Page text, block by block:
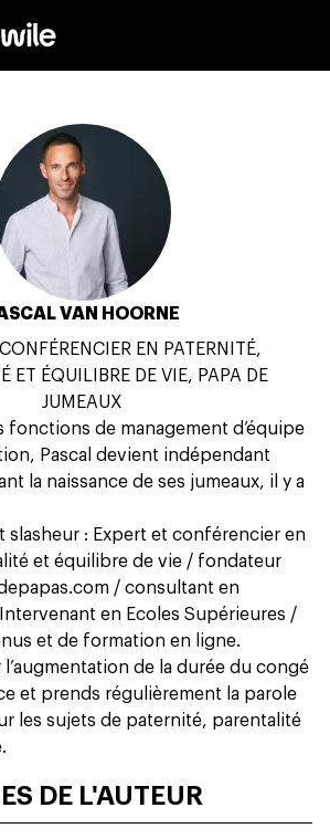
VAN HOORNE
EN PATERNITÉ,
ET ÉQUILIBRE DE VIE, PAPA DE
JUMEAUX
fonctions de management d’équipe
Pascal devient indépendant
la naissance de ses jumeaux, il y a
slasheur : Expert et conférencier en
et équilibre de vie / fondateur
/ consultant en
en Ecoles Supérieures /
et de formation en ligne.
l’augmentation de la durée du congé
et prends régulièrement la parole
les sujets de paternité, parentalité
DE L'AUTEUR